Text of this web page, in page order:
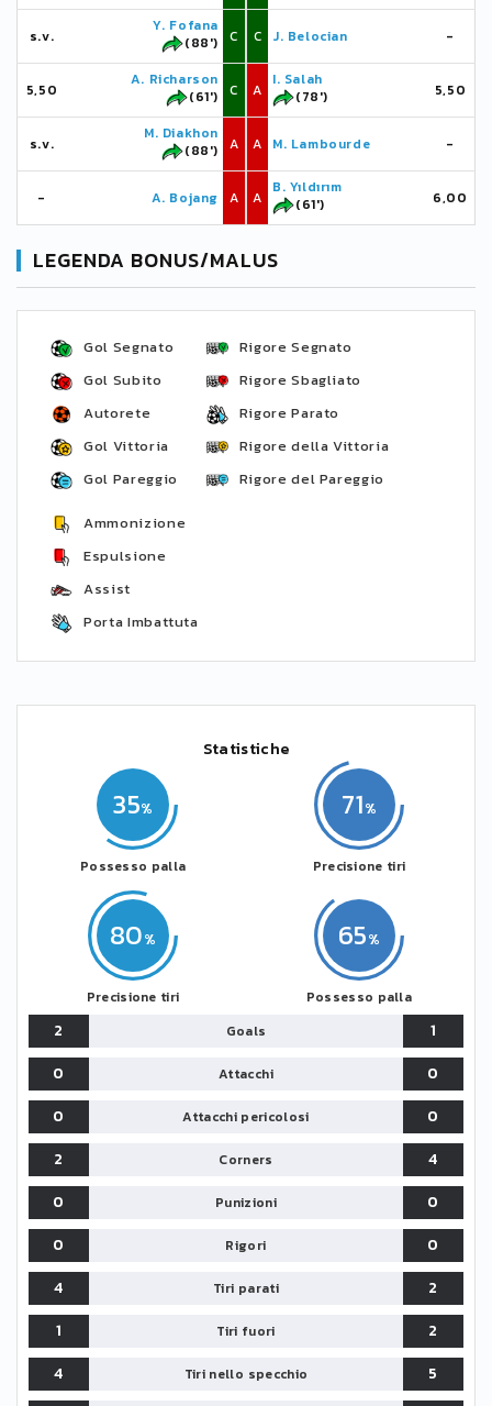
s.v.
Y. Fofana
(88')
C
5,50
A. Richarson
(61')
C
s.v.
M. Diakhon
(88')
A
- A. Bojang A
C J. Belocian -
A
I. Salah
(78')
5,50
A M. Lambourde -
A
B. Yıldırım
(61')
6,00
LEGENDA BONUS/MALUS
Gol Segnato
Gol Subito
Autorete
Gol Vittoria
Gol Pareggio
Rigore Segnato
Rigore Sbagliato
Rigore Parato
Rigore della Vittoria
Rigore del Pareggio
Ammonizione
Espulsione
Assist
Porta Imbattuta
Statistiche
35
Possesso palla
80
Precisione tiri
65
Possesso palla
71
Precisione tiri
2 Goals
1
0
Attacchi
0
0
Attacchi pericolosi
0
2
Corners
4
0
Punizioni
0
0
Rigori
0
4
Tiri parati
2
1
Tiri fuori
2
4
Tiri nello specchio
5